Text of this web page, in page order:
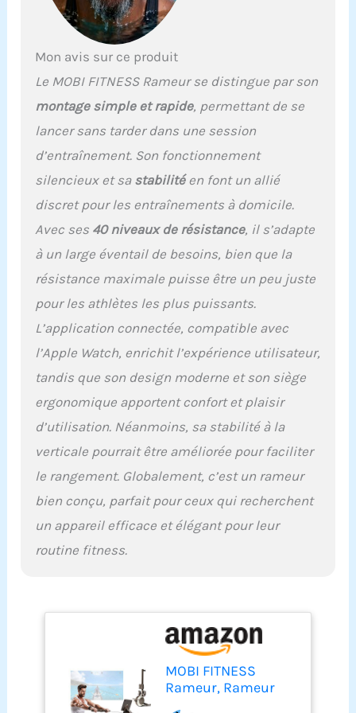
biomécanique
articulations】: Grâce à
Triangle breveté (rail
incliné à 1,5°, plateaux de
optimal), ce rameur
ergonomique assure un
réduisant la pression sur
les genoux et les
les âges, y compris les
seniors ou la
rééducation.
【Entraînement complet
sollicitant 90 % des
muscles】: À chaque
mouvement, ce rameur
haut de gamme active
jusqu’à 90 % des
bras, ceinture
abdominale). Sa longue
amplitude de tirage
permet un étirement
maximal pour un
tout en préservant les
articulations. Un seul
appareil suffit pour un
fonctionne avec un bruit
inférieur à 20 dB (idéal
en appartement). Pliable
et équipé de roulettes, il
Mon avis sur ce produit
Le MOBI FITNESS Rameur se distingue par son
montage simple et rapide, permettant de se
lancer sans tarder dans une session
d’entraînement. Son fonctionnement
silencieux et sa stabilitéen font un allié
discret pour les entraînements à domicile.
Avec ses 40 niveaux de résistance, il s’adapte
à un large éventail de besoins, bien que la
résistance maximale puisse être un peu juste
pour les athlètes les plus puissants.
L’application connectée, compatible avec
l’Apple Watch, enrichit l’expérience utilisateur,
tandis que son design moderne et son siège
ergonomique apportent confort et plaisir
d’utilisation. Néanmoins, sa stabilité à la
verticale pourrait être améliorée pour faciliter
le rangement. Globalement, c’est un rameur
bien conçu, parfait pour ceux qui recherchent
un appareil efficace et élégant pour leur
routine fitness.
MOBI FITNESS
Rameur, Rameur